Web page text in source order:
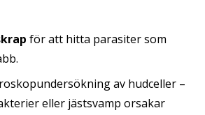
för att hitta parasiter som
av hudceller –
eller jästsvamp orsakar